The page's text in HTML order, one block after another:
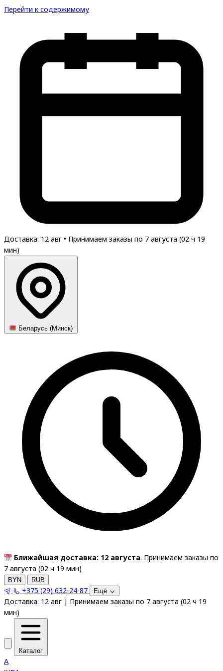
Перейти к содержимому
Доставка: 12 авг • Принимаем заказы по 7 августа (02 ч 19
мин)
Беларусь (Минск)
Ближайшая доставка: 12 августа. Принимаем заказы по
7 августа (02 ч 19 мин)
BYN RUB
+375 (29) 632-24-87 Ещё
Доставка: 12 авг | Принимаем заказы по 7 августа (02 ч 19
мин)
Каталог
A